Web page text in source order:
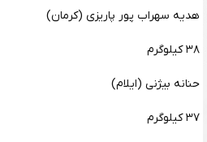
هدیه سهراب پور پاریزی (کرمان)
۳۸ کیلوگرم
حنانه بیژنی (ایلام)
۳۷ کیلوگرم